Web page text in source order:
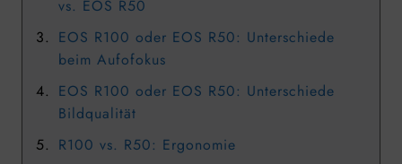
vs. EOS R50
EOS R100 oder EOS R50: Unterschiede
beim Aufofokus
EOS R100 oder EOS R50: Unterschiede
Bildqualität
R100 vs. R50: Ergonomie